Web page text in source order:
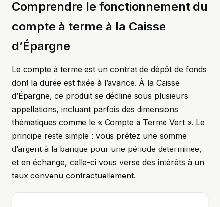
Comprendre le fonctionnement du
compte à terme à la Caisse
d’Épargne
Le compte à terme est un contrat de dépôt de fonds
dont la durée est fixée à l’avance. À la Caisse
d’Épargne, ce produit se décline sous plusieurs
appellations, incluant parfois des dimensions
thématiques comme le « Compte à Terme Vert ». Le
principe reste simple : vous prêtez une somme
d’argent à la banque pour une période déterminée,
et en échange, celle-ci vous verse des intérêts à un
taux convenu contractuellement.